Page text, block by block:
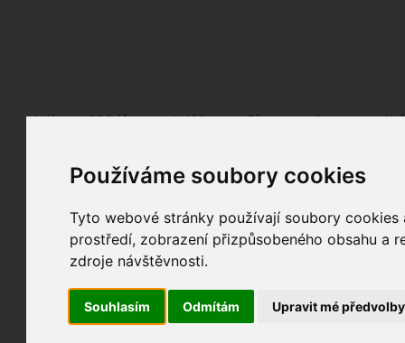
Používáme soubory cookies
Tyto webové stránky používají soubory
prostředí, zobrazení přizpůsobeného obsahu a
zdroje návštěvnosti.
Souhlasím Odmítám Upravit mé předvolby
Lidé PRO účet Nabídky Fórum Galerie
Známe se dobře
Uživatel doporučuje